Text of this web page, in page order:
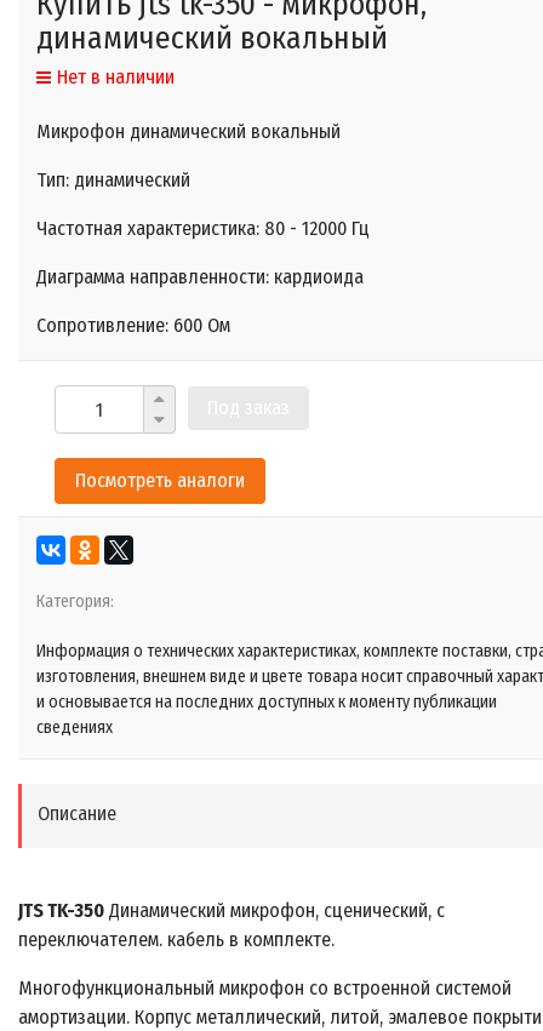
динамический вокальный
Нет в наличии
Микрофон динамический вокальный
Тип: динамический
Частотная характеристика: 80 - 12000 Гц
Диаграмма направленности: кардиоида
Сопротивление: 600 Ом
Посмотреть аналоги
Категория:
Информация о технических характеристиках, комплекте поставки,
изготовления, внешнем виде и цвете товара носит справочный
и основывается на последних доступных к моменту публикации
сведениях
Описание
JTS TK-350 Динамический микрофон, сценический, c
переключателем. кабель в комплекте.
Многофункциональный микрофон со встроенной системой
амортизации. Корпус металлический, литой, эмалевое